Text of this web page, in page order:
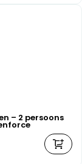
– 2 persoons